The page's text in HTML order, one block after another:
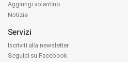
Aggiungi volantino
Notizie
Servizi
Iscriviti alla newsletter
Seguici su Facebook